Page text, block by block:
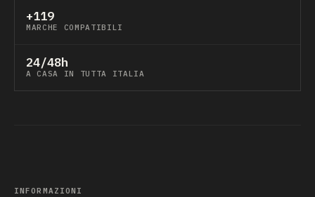
+119
MARCHE COMPATIBILI
24/48h
A CASA IN TUTTA ITALIA
INFORMAZIONI